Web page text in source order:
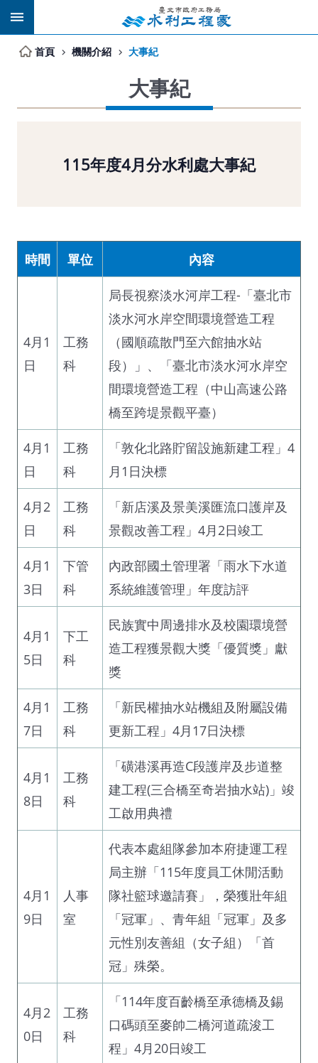
跳到主要內容區塊
首頁 機關介紹 大事紀
大事紀
115年度4月分水利處大事紀
時間 單位 內容
4月1
日
工務
科
局長視察淡水河岸工程-「臺北市
淡水河水岸空間環境營造工程
（國順疏散門至六館抽水站
段）」、「臺北市淡水河水岸空
間環境營造工程（中山高速公路
橋至跨堤景觀平臺）
4月1
日
工務
科
「敦化北路貯留設施新建工程」4
月1日決標
4月2
日
工務
科
「新店溪及景美溪匯流口護岸及
景觀改善工程」4月2日竣工
4月1
3日
下管
科
內政部國土管理署「雨水下水道
系統維護管理」年度訪評
4月1
5日
下工
科
民族實中周邊排水及校園環境營
造工程獲景觀大獎「優質獎」獻
獎
4月1
7日
工務
科
「新民權抽水站機組及附屬設備
更新工程」4月17日決標
4月1
8日
工務
科
「磺港溪再造C段護岸及步道整
建工程(三合橋至奇岩抽水站)」竣
工啟用典禮
4月1
9日
人事
室
代表本處組隊參加本府捷運工程
局主辦「115年度員工休閒活動
隊社籃球邀請賽」，榮獲壯年組
「冠軍」、青年組「冠軍」及多
元性別友善組（女子組）「首
冠」殊榮。
4月2
0日
工務
科
「114年度百齡橋至承德橋及錫
口碼頭至麥帥二橋河道疏浚工
程」4月20日竣工